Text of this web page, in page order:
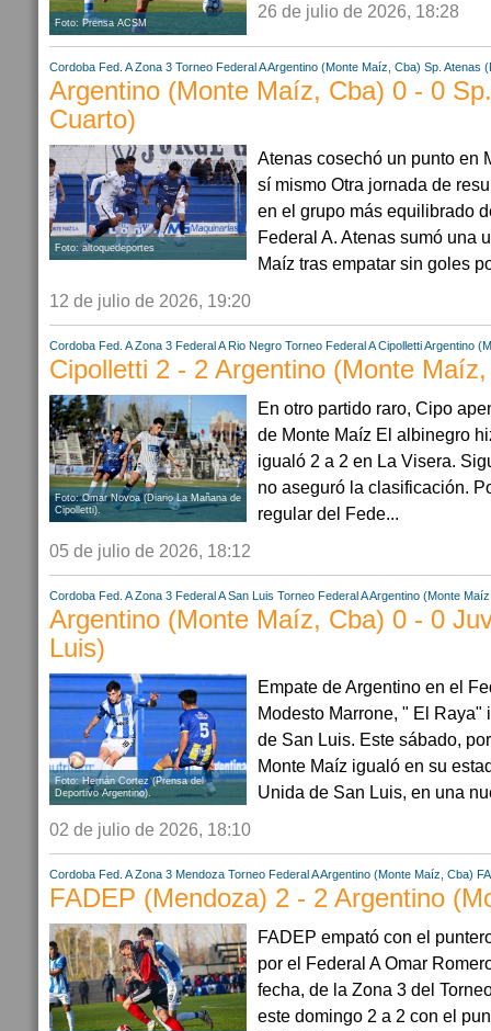
Foto: Prensa ACSM
26 de julio de 2026, 18:28
Cordoba Fed. A Zona 3 Torneo Federal AArgentino (Monte Maíz, Cba) Sp. Atenas
Argentino (Monte Maíz, Cba) 0 - 0
Cuarto)
Foto: altoquedeportes
Atenas cosechó un punto en
sí mismo Otra jornada de
en el grupo más equilibrado
Federal A. Atenas sumó una
Maíz tras empatar sin goles
12 de julio de 2026, 19:20
Cordoba Fed. A Zona 3 Federal A Rio Negro Torneo Federal A CipollettiArgentino
Cipolletti 2 - 2 Argentino (Monte
Foto: Omar Novoa (Diario La Mañana de
Cipolletti).
En otro partido raro, Cipo
de Monte Maíz El albinegro
igualó 2 a 2 en La Visera.
no aseguró la clasificación.
regular del Fede...
05 de julio de 2026, 18:12
Cordoba Fed. A Zona 3 Federal A San Luis Torneo Federal AArgentino (Monte
Argentino (Monte Maíz, Cba) 0 - 0
Luis)
Foto: Hernán Cortez (Prensa del
Deportivo Argentino).
Empate de Argentino en el
Modesto Marrone, " El
de San Luis. Este sábado,
Monte Maíz igualó en su
Unida de San Luis, en una
02 de julio de 2026, 18:10
Cordoba Fed. A Zona 3 Mendoza Torneo Federal AArgentino (Monte Maíz, Cba)
FADEP (Mendoza) 2 - 2 Argentino
FADEP empató con el
por el Federal A Omar
fecha, de la Zona 3 del
este domingo 2 a 2 con el